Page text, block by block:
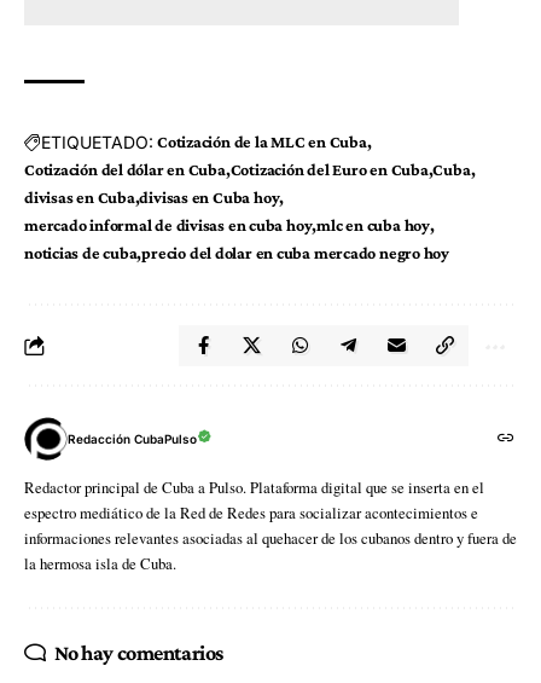
ETIQUETADO: Cotización de la MLC en Cuba
Cotización del dólar en Cuba Cotización del Euro en Cuba Cuba
divisas en Cuba divisas en Cuba hoy
mercado informal de divisas en cuba hoy mlc en cuba hoy
noticias de cuba precio del dolar en cuba mercado negro hoy
Redacción CubaPulso
Redactor principal de Cuba a Pulso. Plataforma digital que se inserta en el
espectro mediático de la Red de Redes para socializar acontecimientos e
informaciones relevantes asociadas al quehacer de los cubanos dentro y fuera de
la hermosa isla de Cuba.
No hay comentarios